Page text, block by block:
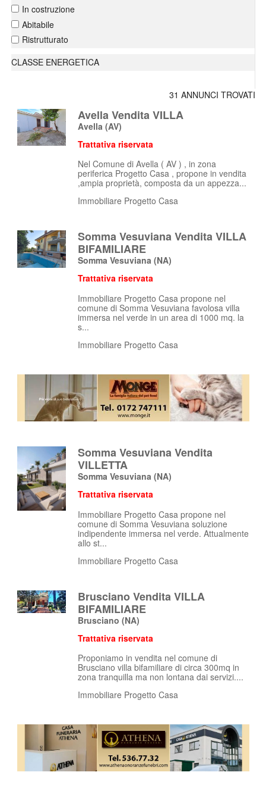
In costruzione
Abitabile
Ristrutturato
CLASSE ENERGETICA
31 ANNUNCI TROVATI
Avella Vendita VILLA
Avella (AV)
Trattativa riservata
Nel Comune di Avella ( AV ) , in zona
periferica Progetto Casa , propone in vendita
,ampia proprietà, composta da un appezza...
Immobiliare Progetto Casa
Somma Vesuviana Vendita VILLA
BIFAMILIARE
Somma Vesuviana (NA)
Trattativa riservata
Immobiliare Progetto Casa propone nel
comune di Somma Vesuviana favolosa villa
immersa nel verde in un area di 1000 mq. la
s...
Immobiliare Progetto Casa
Somma Vesuviana Vendita
VILLETTA
Somma Vesuviana (NA)
Trattativa riservata
Immobiliare Progetto Casa propone nel
comune di Somma Vesuviana soluzione
indipendente immersa nel verde. Attualmente
allo st...
Immobiliare Progetto Casa
Brusciano Vendita VILLA
BIFAMILIARE
Brusciano (NA)
Trattativa riservata
Proponiamo in vendita nel comune di
Brusciano villa bifamiliare di circa 300mq in
zona tranquilla ma non lontana dai servizi....
Immobiliare Progetto Casa